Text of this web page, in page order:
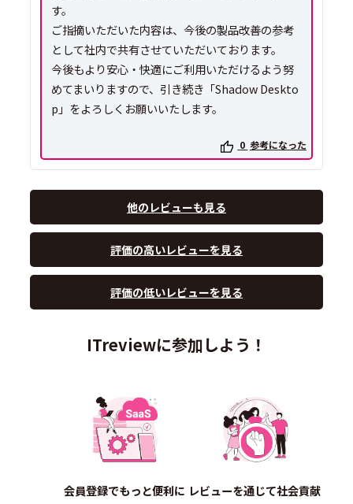
す。
ご指摘いただいた内容は、今後の製品改善の参考
として社内で共有させていただいております。
今後もより安心・快適にご利用いただけるよう努
めてまいりますので、引き続き「Shadow Deskto
p」をよろしくお願いいたします。
0 参考になった
他のレビューも見る
評価の高いレビューを見る
評価の低いレビューを見る
ITreviewに参加しよう！
会員登録でもっと便利に レビューを通じて社会貢献